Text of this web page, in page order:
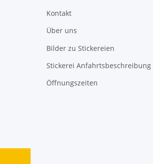
Kontakt
Über uns
Bilder zu Stickereien
Stickerei Anfahrtsbeschreibung
Öffnungszeiten